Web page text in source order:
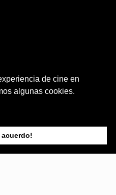
A NUESTRA
de cine en
algunas cookies.
acuerdo!